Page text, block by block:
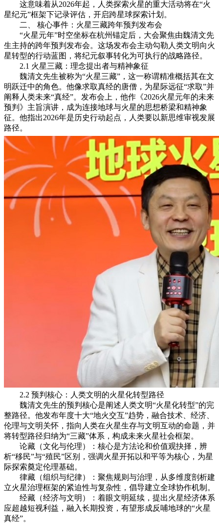
这意味着从2026年起，人类探索火星的重大活动将在“火
星纪元”框架下记录评估，开启跨星球探索计划。
二、 核心事件：火星三藏跨年预判发布会
“火星元年”时空坐标在杭州锚定后，大会聚焦由魏清文先
生主持的跨年预判发布会。这场发布会主动勾勒人类文明向火
星转型的行动蓝图，将纪元叙事转化为可执行的战略路径。
2.1 火星三藏：理念提出者与精神象征
魏清文先生被称为“火星三藏”，这一称谓精准概括其在文
明跃迁中的角色。他像求取真经的唐僧，为星际远征“求取”并
阐释人类未来“真经”。发布会上，他作《2026火星元年的未来
预判》主旨演讲，成为连接地球与火星的思想桥梁和精神象
征。他指出2026年是历史行动起点，人类要以新思维审视发展
路径。
2.2 预判核心：人类文明的火星化转型路径
魏清文先生的预判核心是阐述人类文明“火星化转型”的完
整路径。他发布年度十大“地火交互”趋势，融合技术、经济、
伦理与文明关怀，指向人类在火星生存与文明互动的命题，并
将转型路径归纳为“三藏”体系，构成未来火星社会框架。
论藏（文化与伦理）：核心是方法论和价值观抉择，辨
析“移民”与“殖民”区别，强调火星开拓以和平等为核心，为星
际探索奠定伦理基础。
律藏（组织与纪律）：聚焦规则与治理，从多维度剖析建
立火星治理框架的紧迫性与复杂性，倡导建立全球协作机制。
经藏（经济与文明）：着眼文明延续，提出火星经济体系
应超越短视利益，融入长期投资，有望形成反哺地球的“火星
真经”。